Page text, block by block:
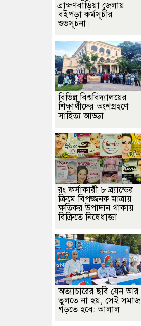
ব্রাক্ষণবাড়িয়া জেলায়
বইপড়া কর্মসূচীর
শুভসূচনা।
বিভিন্ন বিশ্ববিদ্যালয়ের
শিক্ষার্থীদের অংশগ্রহণে
সাহিত্য আড্ডা
রং ফর্সাকারী ৮ ব্র্যান্ডের
ক্রিমে বিপজ্জনক মাত্রায়
ক্ষতিকর উপাদান থাকায়
বিক্রিতে নিষেধাজ্ঞা
অত্যাচারের ছবি যেন আর
তুলতে না হয়, সেই সমাজ
গড়তে হবে: আলাল